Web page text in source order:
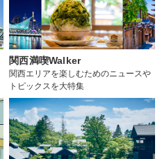
関西満喫Walker
関西エリアを楽しむためのニュースや
トピックスを大特集